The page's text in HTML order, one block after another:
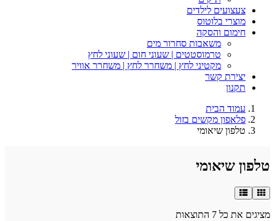
צעצועים לילדים
מוצרי בלוטוס
חימום והסקה
משאבות סחרור מים
טרמוסטטים | שעוני חום | שעוני לחץ
מקטיני לחץ | משחרר לחץ | משחרר אוויר
יצירת קשר
תקנון
עמוד הבית
פלאפון מקשים בזול
טלפון שיאומי
טלפון שיאומי
מציגים את כל ⁦7⁩ התוצאות